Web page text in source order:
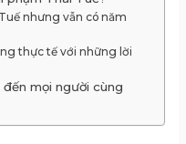
nhưng vẫn có năm
thực tế với những lời
mọi người cùng